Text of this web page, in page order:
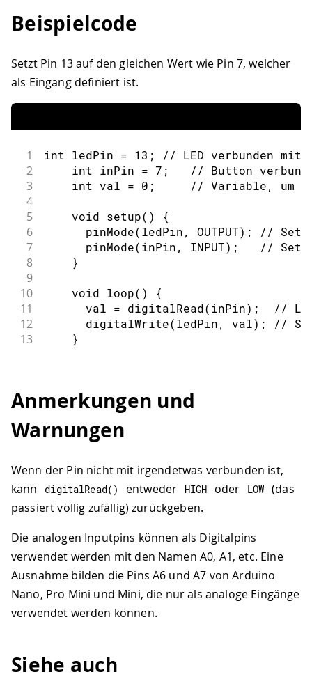
Beispielcode
Setzt Pin 13 auf den gleichen Wert wie Pin 7, welcher
als Eingang definiert ist.
1 int ledPin = 13 ; // LED verbunden
2 int inPin = 7 ; // Button
3 int val = 0 ; // Variable, um
4
5
void setup( ) {
6 pinMode(ledPin, OUTPUT) ; //
7 pinMode(inPin, INPUT) ; //
8 }
9
10
void loop( ) {
11
      val
= digitalRead(inPin) ; //
12 digitalWrite(ledPin, val) ; //
13 }
Anmerkungen und
Warnungen
Wenn der Pin nicht mit irgendetwas verbunden ist,
kann
digitalRead( ) entweder HIGH oder LOW (das
passiert völlig zufällig) zurückgeben.
Die analogen Inputpins können als Digitalpins
verwendet werden mit den Namen A0, A1, etc. Eine
Ausnahme bilden die Pins A6 und A7 von Arduino
Nano, Pro Mini und Mini, die nur als analoge Eingänge
verwendet werden können.
Siehe auch